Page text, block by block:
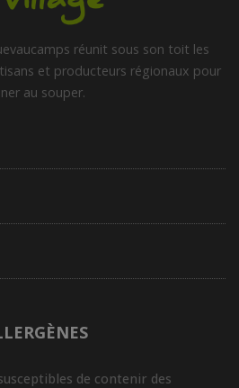
réunit sous son toit les
et producteurs régionaux pour
au souper.
de contenir des